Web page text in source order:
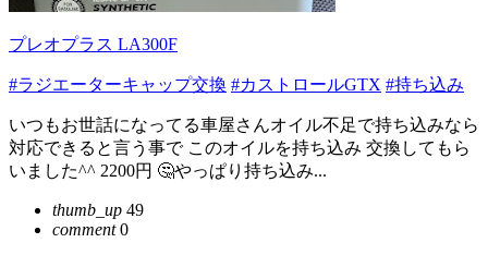
プレオプラス LA300F
#ラジエーターキャップ交換 #カストロールGTX #持ち込み
いつもお世話になってる車屋さんオイル不足で持ち込みなら
対応できると言う事で このオイルを持ち込み 交換してもら
いました^^ 2200円 🤔やっぱり持ち込み...
thumb_up 49
comment0